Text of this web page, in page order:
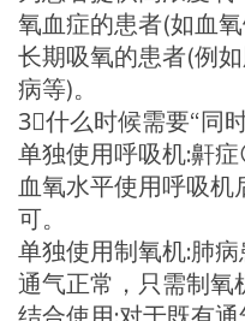
氧血症的患者(如血
长期吸氧的患者(例
病等)。
3⃣什么时候需要“同
单独使用呼吸机:鼾
血氧水平使用呼吸
可。
单独使用制氧机:肺
通气正常，只需制氧